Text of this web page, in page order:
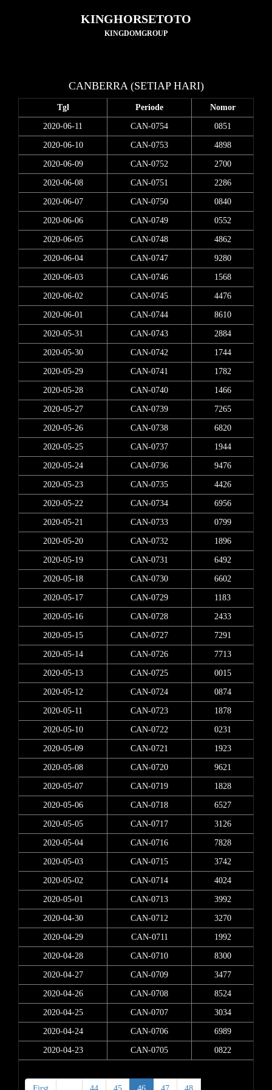
KINGHORSETOTO
KINGDOMGROUP
CANBERRA (SETIAP HARI)
Tgl Periode Nomor
2020-06-11 CAN-0754 0851
2020-06-10 CAN-0753 4898
2020-06-09 CAN-0752 2700
2020-06-08 CAN-0751 2286
2020-06-07 CAN-0750 0840
2020-06-06 CAN-0749 0552
2020-06-05 CAN-0748 4862
2020-06-04 CAN-0747 9280
2020-06-03 CAN-0746 1568
2020-06-02 CAN-0745 4476
2020-06-01 CAN-0744 8610
2020-05-31 CAN-0743 2884
2020-05-30 CAN-0742 1744
2020-05-29 CAN-0741 1782
2020-05-28 CAN-0740 1466
2020-05-27 CAN-0739 7265
2020-05-26 CAN-0738 6820
2020-05-25 CAN-0737 1944
2020-05-24 CAN-0736 9476
2020-05-23 CAN-0735 4426
2020-05-22 CAN-0734 6956
2020-05-21 CAN-0733 0799
2020-05-20 CAN-0732 1896
2020-05-19 CAN-0731 6492
2020-05-18 CAN-0730 6602
2020-05-17 CAN-0729 1183
2020-05-16 CAN-0728 2433
2020-05-15 CAN-0727 7291
2020-05-14 CAN-0726 7713
2020-05-13 CAN-0725 0015
2020-05-12 CAN-0724 0874
2020-05-11 CAN-0723 1878
2020-05-10 CAN-0722 0231
2020-05-09 CAN-0721 1923
2020-05-08 CAN-0720 9621
2020-05-07 CAN-0719 1828
2020-05-06 CAN-0718 6527
2020-05-05 CAN-0717 3126
2020-05-04 CAN-0716 7828
2020-05-03 CAN-0715 3742
2020-05-02 CAN-0714 4024
2020-05-01 CAN-0713 3992
2020-04-30 CAN-0712 3270
2020-04-29 CAN-0711 1992
2020-04-28 CAN-0710 8300
2020-04-27 CAN-0709 3477
2020-04-26 CAN-0708 8524
2020-04-25 CAN-0707 3034
2020-04-24 CAN-0706 6989
2020-04-23 CAN-0705 0822